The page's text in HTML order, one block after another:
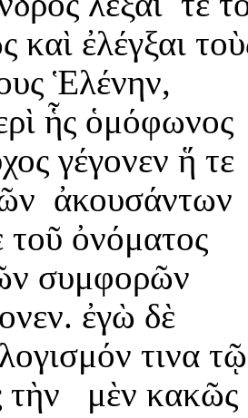
καὶ ἐλέγξαι
Ἑλένην,
ἧς ὁμόφωνος
γέγονεν ἥ τε
ἀκουσάντων
τοῦ ὀνόματος
συμφορῶν
ἐγὼ δὲ
τινα τῷ
τὴν μὲν κακῶς